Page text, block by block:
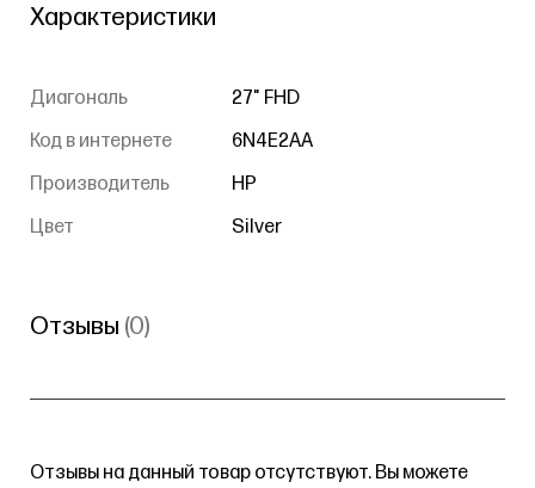
Характеристики
Диагональ
27" FHD
Код в интернете
6N4E2AA
Производитель
HP
Цвет
Silver
Отзывы (0)
Отзывы на данный товар отсутствуют. Вы можете